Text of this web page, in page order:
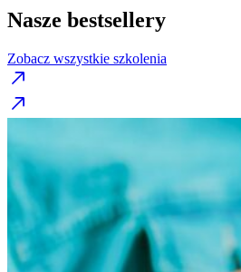
Nasze bestsellery
Zobacz wszystkie szkolenia